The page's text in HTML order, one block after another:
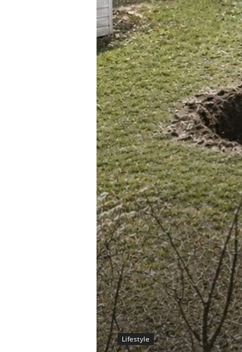
Lifestyle